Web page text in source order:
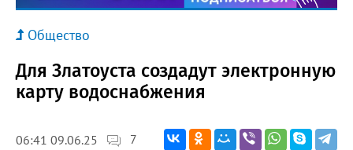
Общество
Для Златоуста создадут электронную
карту водоснабжения
06:41 09.06.25 7